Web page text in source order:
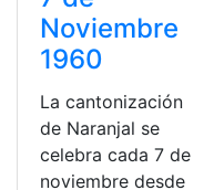
Noviembre
1960
La cantonización
de Naranjal se
celebra cada 7 de
noviembre desde